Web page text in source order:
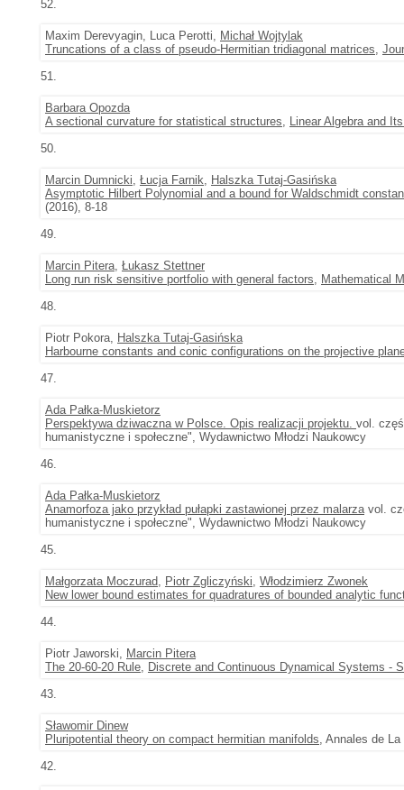
52.
Maxim Derevyagin, Luca Perotti, Michał Wojtylak
Truncations of a class of pseudo-Hermitian tridiagonal matrices,
51.
Barbara Opozda
A sectional curvature for statistical structures, Linear Algebra and
50.
Marcin Dumnicki, Łucja Farnik, Halszka Tutaj-Gasińska
Asymptotic Hilbert Polynomial and a bound for Waldschmidt
(2016), 8-18
49.
Marcin Pitera, Łukasz Stettner
Long run risk sensitive portfolio with general factors, Mathematical
48.
Piotr Pokora, Halszka Tutaj-Gasińska
Harbourne constants and conic configurations on the projective
47.
Ada Pałka-Muskietorz
Perspektywa dziwaczna w Polsce. Opis realizacji projektu. vol.
humanistyczne i społeczne", Wydawnictwo Młodzi Naukowcy
46.
Ada Pałka-Muskietorz
Anamorfoza jako przykład pułapki zastawionej przez malarzavol.
humanistyczne i społeczne", Wydawnictwo Młodzi Naukowcy
45.
Małgorzata Moczurad, Piotr Zgliczyński, Włodzimierz Zwonek
New lower bound estimates for quadratures of bounded analytic
44.
Piotr Jaworski, Marcin Pitera
The 20-60-20 Rule, Discrete and Continuous Dynamical Systems -
43.
Sławomir Dinew
Pluripotential theory on compact hermitian manifolds, Annales de
42.